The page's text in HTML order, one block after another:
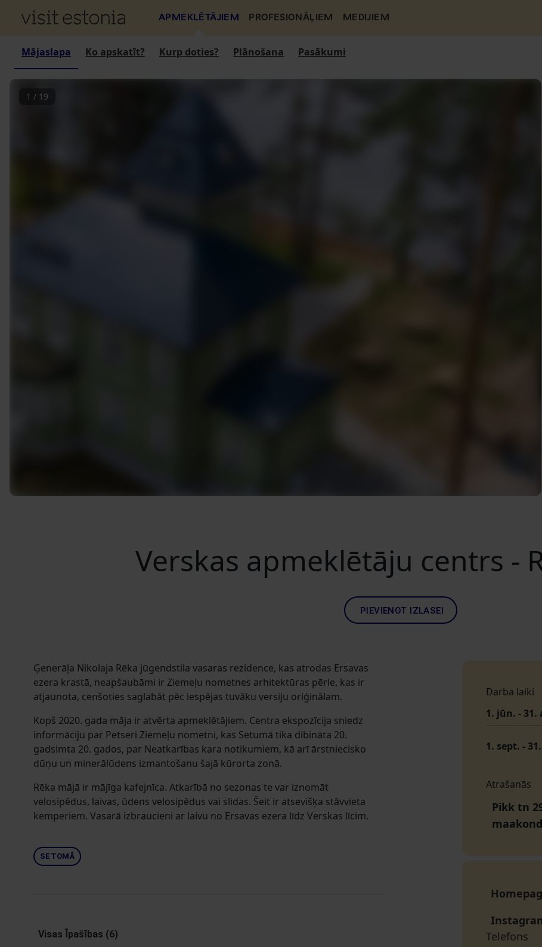
APMEKLĒTĀJIEM PROFESIONĀĻIEM MEDIJIEM
Mājaslapa Ko apskatīt? Kurp doties? Plānošana Pasākumi
1 / 19
Verskas apmeklētāju centrs -
PIEVIENOT IZLASEI
Ģenerāļa Nikolaja Rēka jūgendstila vasaras rezidence, kas atrodas Ersavas
ezera krastā, neapšaubāmi ir Ziemeļu nometnes arhitektūras pērle, kas ir
atjaunota, cenšoties saglabāt pēc iespējas tuvāku versiju oriģinālam.
Kopš 2020. gada māja ir atvērta apmeklētājiem. Centra ekspozīcija sniedz
informāciju par Petseri Ziemeļu nometni, kas Setumā tika dibināta 20.
gadsimta 20. gados, par Neatkarības kara notikumiem, kā arī ārstniecisko
dūņu un minerālūdens izmantošanu šajā kūrorta zonā.
Rēka mājā ir mājīga kafejnīca. Atkarībā no sezonas te var iznomāt
velosipēdus, laivas, ūdens velosipēdus vai slidas. Šeit ir atsevišķa stāvvieta
kemperiem. Vasarā izbraucieni ar laivu no Ersavas ezera līdz Verskas līcim.
SETOMĀ
Visas Īpašības (6)
Darba laiki
1. jūn. - 31.
1. sept. -
Atrašanās
Pikk tn
maakond
Telefons